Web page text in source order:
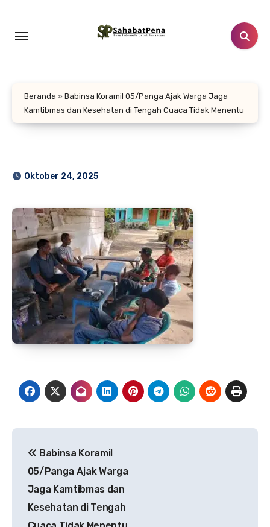
konten
Beranda » Babinsa Koramil 05/Panga Ajak Warga Jaga
Kamtibmas dan Kesehatan di Tengah Cuaca Tidak Menentu
Oktober 24, 2025
pos
Babinsa Koramil
05/Panga Ajak Warga
Jaga Kamtibmas dan
Kesehatan di Tengah